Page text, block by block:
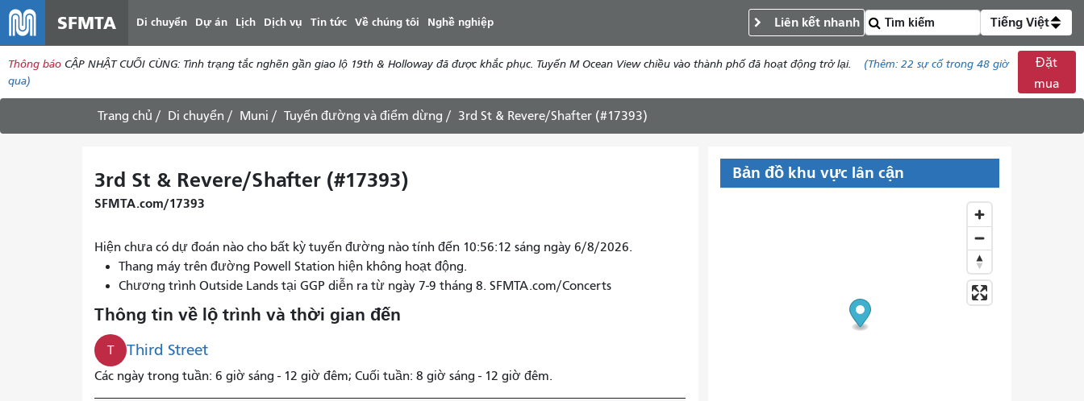
dung
SFMTA Di chuyển Dự án Lịch Dịch vụ Tin tức Về chúng tôi Nghề nghiệp Liên kết nhanh Tiếng Việt
Thông báo CẬP NHẬT CUỐI CÙNG: Tình trạng tắc nghẽn gần giao lộ 19th & Holloway đã được khắc phục. Tuyến M Ocean View chiều vào thành phố đã hoạt động trở lại. (Thêm: 22 sự cố trong 48 giờ
qua)
Đặt
mua
Trang chủ Di chuyển Muni Tuyến đường và điểm dừng 3rd St & Revere/Shafter (#17393)
3rd St & Revere/Shafter (#17393)
SFMTA.com/17393
Hiện chưa có dự đoán nào cho bất kỳ tuyến đường nào tính đến 10:56:12 sáng ngày 6/8/2026.
Thang máy trên đường Powell Station hiện không hoạt động.
Chương trình Outside Lands tại GGP diễn ra từ ngày 7-9 tháng 8. SFMTA.com/Concerts
Thông tin về lộ trình và thời gian đến
T Third Street
Các ngày trong tuần: 6 giờ sáng - 12 giờ đêm; Cuối tuần: 8 giờ sáng - 12 giờ đêm.
Bản đồ khu vực lân cận